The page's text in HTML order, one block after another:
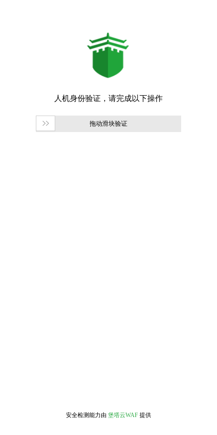
拖动滑块验证
安全检测能力由 堡塔云WAF 提供